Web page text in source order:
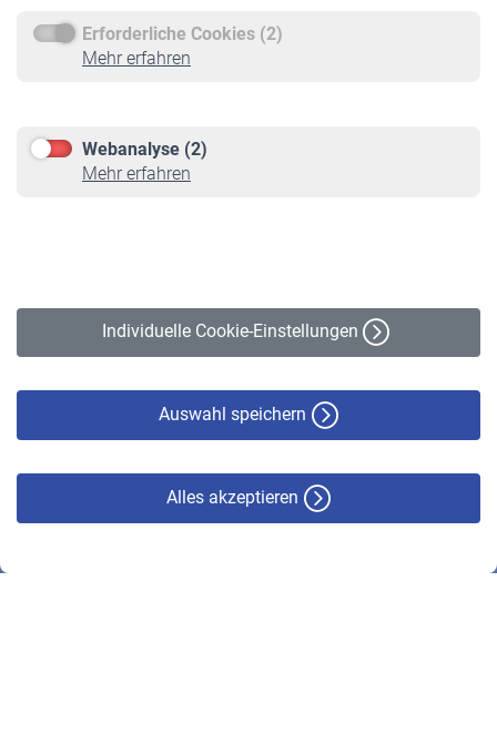
Erforderliche Cookies (2)
Mehr erfahren
Webanalyse (2)
Mehr erfahren
Individuelle Cookie-Einstellungen
Auswahl speichern
Alles akzeptieren
Service
Informationen
Online-Rechner
VBLnewsletter
Erklärung zur Barrierefreiheit
© VBL 2026